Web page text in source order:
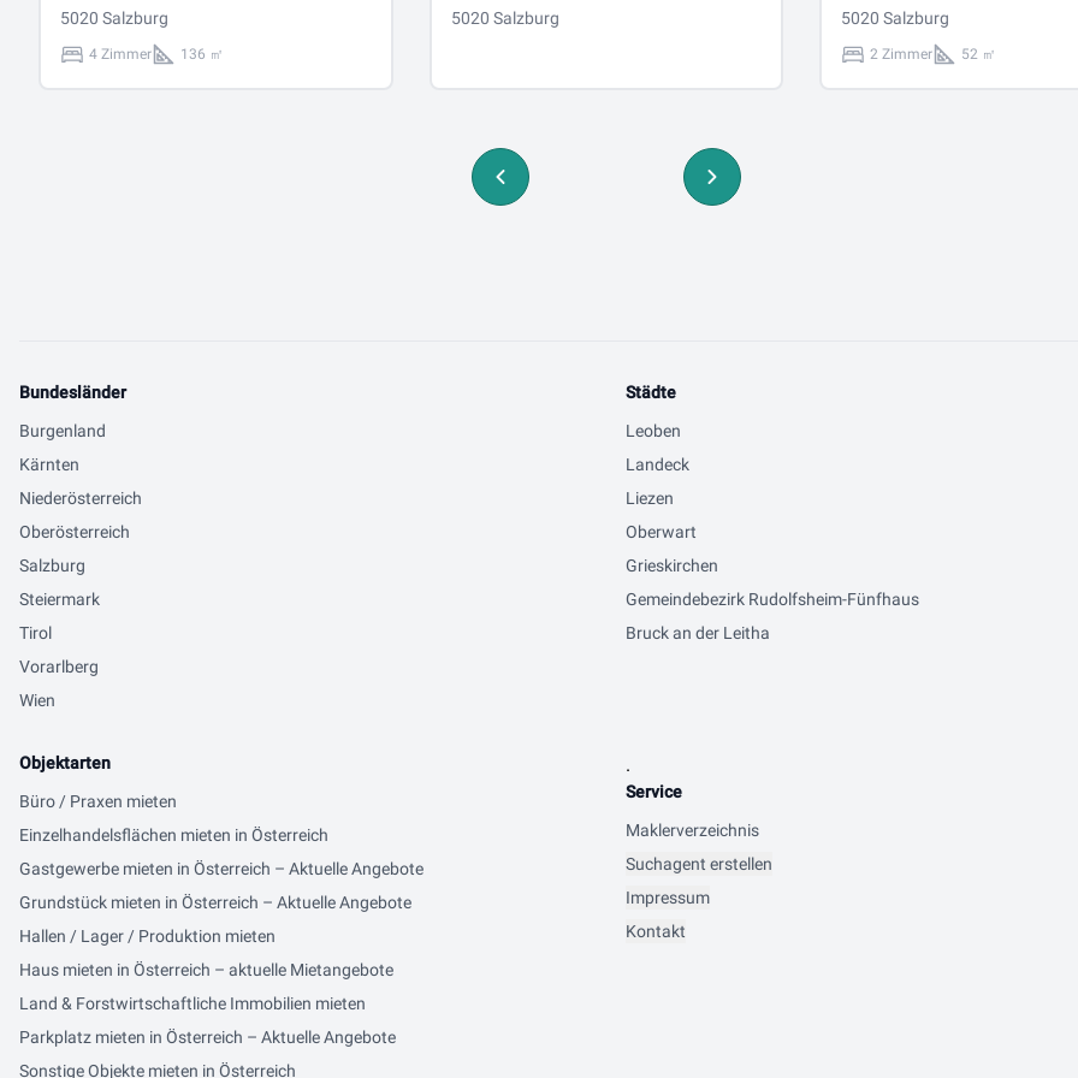
5020 Salzburg
4 Zimmer 136 ㎡
5020 Salzburg
Loggia
5020 Salzburg
2 Zimmer 52 ㎡
Bundesländer
Burgenland
Kärnten
Niederösterreich
Oberösterreich
Salzburg
Steiermark
Tirol
Vorarlberg
Wien
Städte
Leoben
Landeck
Liezen
Oberwart
Grieskirchen
Gemeindebezirk Rudolfsheim-Fünfhaus
Bruck an der Leitha
Objektarten
Büro / Praxen mieten
Einzelhandelsflächen mieten in Österreich
Gastgewerbe mieten in Österreich – Aktuelle Angebote
Grundstück mieten in Österreich – Aktuelle Angebote
Hallen / Lager / Produktion mieten
Haus mieten in Österreich – aktuelle Mietangebote
Land & Forstwirtschaftliche Immobilien mieten
Parkplatz mieten in Österreich – Aktuelle Angebote
Sonstige Objekte mieten in Österreich
.
Service
Maklerverzeichnis
Suchagent erstellen
Impressum
Kontakt